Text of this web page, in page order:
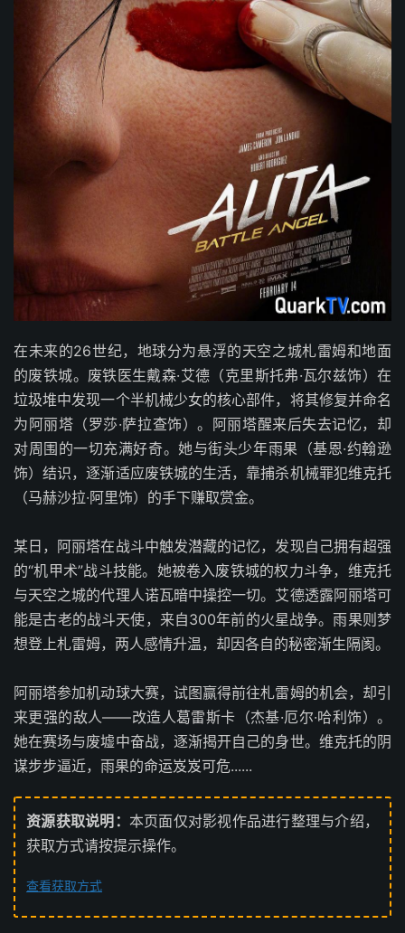
在未来的26世纪，地球分为悬浮的天空之城札雷姆和地面
的废铁城。废铁医生戴森·艾德（克里斯托弗·瓦尔兹饰）在
垃圾堆中发现一个半机械少女的核心部件，将其修复并命名
为阿丽塔（罗莎·萨拉查饰）。阿丽塔醒来后失去记忆，却
对周围的一切充满好奇。她与街头少年雨果（基恩·约翰逊
饰）结识，逐渐适应废铁城的生活，靠捕杀机械罪犯维克托
（马赫沙拉·阿里饰）的手下赚取赏金。
某日，阿丽塔在战斗中触发潜藏的记忆，发现自己拥有超强
的“机甲术”战斗技能。她被卷入废铁城的权力斗争，维克托
与天空之城的代理人诺瓦暗中操控一切。艾德透露阿丽塔可
能是古老的战斗天使，来自300年前的火星战争。雨果则梦
想登上札雷姆，两人感情升温，却因各自的秘密渐生隔阂。
阿丽塔参加机动球大赛，试图赢得前往札雷姆的机会，却引
来更强的敌人——改造人葛雷斯卡（杰基·厄尔·哈利饰）。
她在赛场与废墟中奋战，逐渐揭开自己的身世。维克托的阴
谋步步逼近，雨果的命运岌岌可危......
资源获取说明： 本页面仅对影视作品进行整理与介绍，
获取方式请按提示操作。
查看获取方式